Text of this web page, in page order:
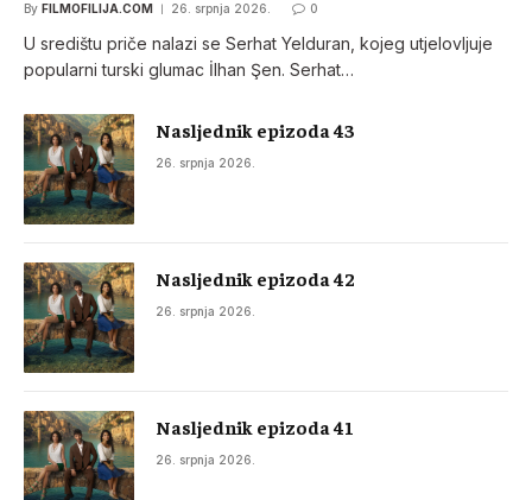
By FILMOFILIJA.COM 26. srpnja 2026. 0
U središtu priče nalazi se Serhat Yelduran, kojeg utjelovljuje
popularni turski glumac İlhan Şen. Serhat…
Nasljednik epizoda 43
26. srpnja 2026.
Nasljednik epizoda 42
26. srpnja 2026.
Nasljednik epizoda 41
26. srpnja 2026.